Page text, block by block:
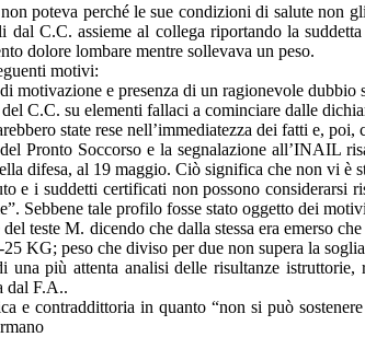
poteva perché le sue condizioni di salute non
C.C. assieme al collega riportando la
dolore lombare mentre sollevava un peso.
motivi:
e presenza di un ragionevole dubbio
C.C. su elementi fallaci a cominciare dalle
state rese nell’immediatezza dei fatti e,
Pronto Soccorso e la segnalazione all’INAIL
difesa, al 19 maggio. Ciò significa che non vi è
e i suddetti certificati non possono
Sebbene tale profilo fosse stato oggetto dei
teste M. dicendo che dalla stessa era emerso
KG; peso che diviso per due non supera la
più attenta analisi delle risultanze
dal F.A..
e contraddittoria in quanto “non si può